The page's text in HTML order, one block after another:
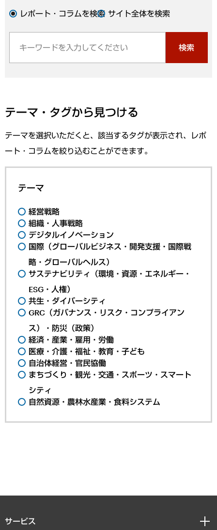
レポート・コラムを検索 サイト全体を検索
検索
テーマ・タグから見つける
テーマを選択いただくと、該当するタグが表示され、レポ
ート・コラムを絞り込むことができます。
テーマ
経営戦略
組織・人事戦略
デジタルイノベーション
国際（グローバルビジネス・開発支援・国際戦
略・グローバルヘルス）
サステナビリティ（環境・資源・エネルギー・
ESG・人権）
共生・ダイバーシティ
GRC（ガバナンス・リスク・コンプライアン
ス）・防災（政策）
経済・産業・雇用・労働
医療・介護・福祉・教育・子ども
自治体経営・官民協働
まちづくり・観光・交通・スポーツ・スマート
シティ
自然資源・農林水産業・食料システム
サービス